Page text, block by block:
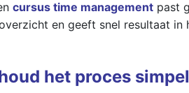
cursus time management past
en geeft snel resultaat in
het proces simpel